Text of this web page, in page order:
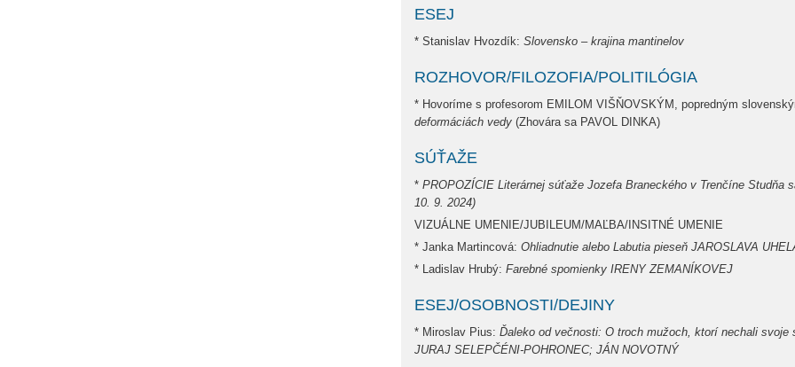
ESEJ
* Stanislav Hvozdík: Slovensko – krajina mantinelov
ROZHOVOR/FILOZOFIA/POLITILÓGIA
* Hovoríme s profesorom EMILOM VIŠŇOVSKÝM, popredným
deformáciách vedy (Zhovára sa PAVOL DINKA)
SÚŤAŽE
* PROPOZÍCIE Literárnej súťaže Jozefa Braneckého v Trenčíne Studňa
10. 9. 2024)
VIZUÁLNE UMENIE/JUBILEUM/MAĽBA/INSITNÉ UMENIE
* Janka Martincová: Ohliadnutie alebo Labutia pieseň JAROSLAVA
* Ladislav Hrubý: Farebné spomienky IRENY ZEMANÍKOVEJ
ESEJ/OSOBNOSTI/DEJINY
* Miroslav Pius: Ďaleko od večnosti: O troch mužoch, ktorí nechali
JURAJ SELEPČÉNI-POHRONEC; JÁN NOVOTNÝ